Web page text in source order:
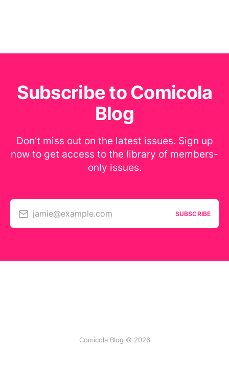
Subscribe to Comicola
Blog
Don’t miss out on the latest issues. Sign up
now to get access to the library of members-
only issues.
jamie@example.com SUBSCRIBE
Comicola Blog © 2026